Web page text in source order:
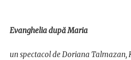
Evanghelia după Maria
un spectacol de Doriana Talmazan,